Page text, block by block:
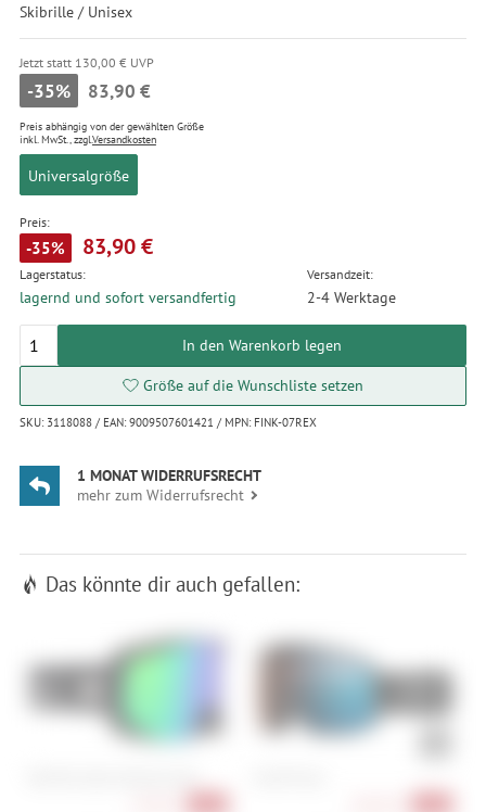
Skibrille / Unisex
Jetzt statt 130,00 € UVP
-35% 83,90 €
Preis abhängig von der gewählten Größe
inkl. MwSt., zzgl.Versandkosten
Universalgröße
Preis:
-35% 83,90 €
Lagerstatus:
lagernd und sofort versandfertig
Versandzeit:
2-4 Werktage
In den Warenkorb legen
Größe auf die Wunschliste setzen
SKU: 3118088 / EAN: 9009507601421 / MPN: FINK-07REX
1 MONAT WIDERRUFSRECHT
mehr zum Widerrufsrecht
Das könnte dir auch gefallen: